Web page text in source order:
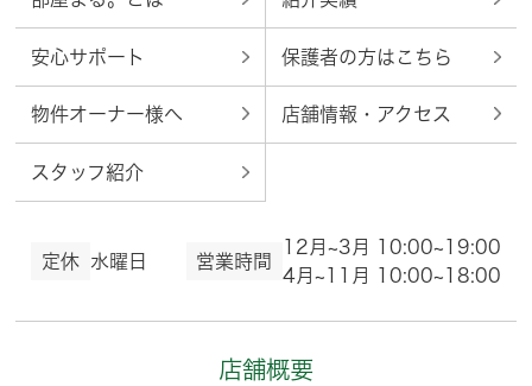
安心サポート 保護者の方はこちら
物件オーナー様へ 店舗情報・アクセス
スタッフ紹介
定休 水曜日 営業時間
12月~3月 10:00~19:00
4月~11月 10:00~18:00
店舗概要